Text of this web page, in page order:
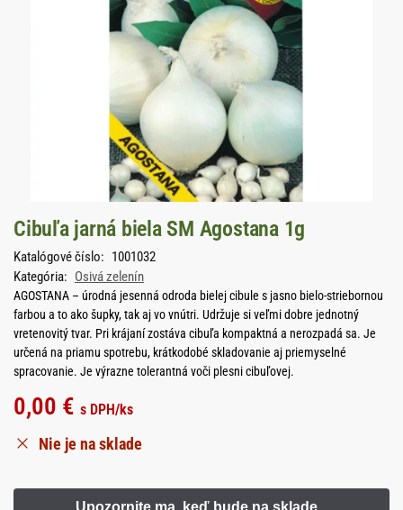
Cibuľa jarná biela SM Agostana 1g
Katalógové číslo: 1001032
Kategória: Osivá zelenín
AGOSTANA – úrodná jesenná odroda bielej cibule s jasno bielo-striebornou
farbou a to ako šupky, tak aj vo vnútri. Udržuje si veľmi dobre jednotný
vretenovitý tvar. Pri krájaní zostáva cibuľa kompaktná a nerozpadá sa. Je
určená na priamu spotrebu, krátkodobé skladovanie aj priemyselné
spracovanie. Je výrazne tolerantná voči plesni cibuľovej.
0,00 € s DPH/ks
Nie je na sklade